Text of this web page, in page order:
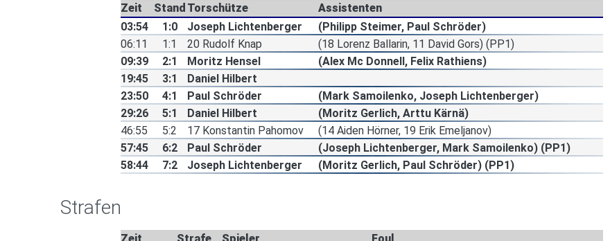
Zeit Stand Torschütze
Assistenten
03:54
1:0 Joseph Lichtenberger
(Philipp Steimer, Paul Schröder)
06:11
1:1 20 Rudolf Knap
(18 Lorenz Ballarin, 11 David Gors) (PP1)
09:39
2:1 Moritz Hensel
(Alex Mc Donnell, Felix Rathiens)
19:45
3:1
Daniel Hilbert
23:50
4:1 Paul Schröder
(Mark Samoilenko, Joseph Lichtenberger)
29:26
5:1 Daniel Hilbert
(Moritz Gerlich, Arttu Kärnä)
46:55
5:2 17 Konstantin Pahomov
(14 Aiden Hörner, 19 Erik Emeljanov)
57:45
6:2 Paul Schröder
(Joseph Lichtenberger, Mark Samoilenko) (PP1)
58:44
7:2 Joseph Lichtenberger (Moritz Gerlich, Paul Schröder) (PP1)
Strafen
Zeit Strafe Spieler Foul